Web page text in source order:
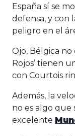
España sí se
defensa, y con
peligro en el
Ojo, Bélgica no
Rojos’ tienen
con Courtois
Además, la
no es algo que
excelente